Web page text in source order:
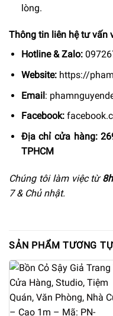
lòng.
Thông tin liên hệ tư vấn
Hotline & Zalo:
Website: https://
Email:
Facebook:
Địa chỉ cửa hàng:
TPHCM
Chúng tôi làm việc từ
7 & Chủ nhật.
SẢN PHẨM TƯƠNG TỰ